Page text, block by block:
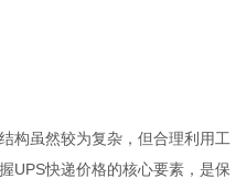
构虽然较为复杂，但合理利用工
UPS快递价格的核心要素，是保